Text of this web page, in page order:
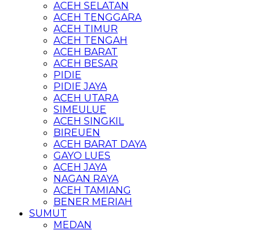
ACEH SELATAN
ACEH TENGGARA
ACEH TIMUR
ACEH TENGAH
ACEH BARAT
ACEH BESAR
PIDIE
PIDIE JAYA
ACEH UTARA
SIMEULUE
ACEH SINGKIL
BIREUEN
ACEH BARAT DAYA
GAYO LUES
ACEH JAYA
NAGAN RAYA
ACEH TAMIANG
BENER MERIAH
SUMUT
MEDAN